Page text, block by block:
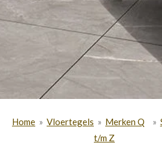
Home » Vloertegels » Merken Q
t/m Z
»